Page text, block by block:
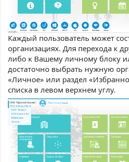
Каждый пользователь может
организациях. Для перехода к
либо к Вашему личному блоку
достаточно выбрать нужную
«Личное» или раздел
списка в левом верхнем углу.